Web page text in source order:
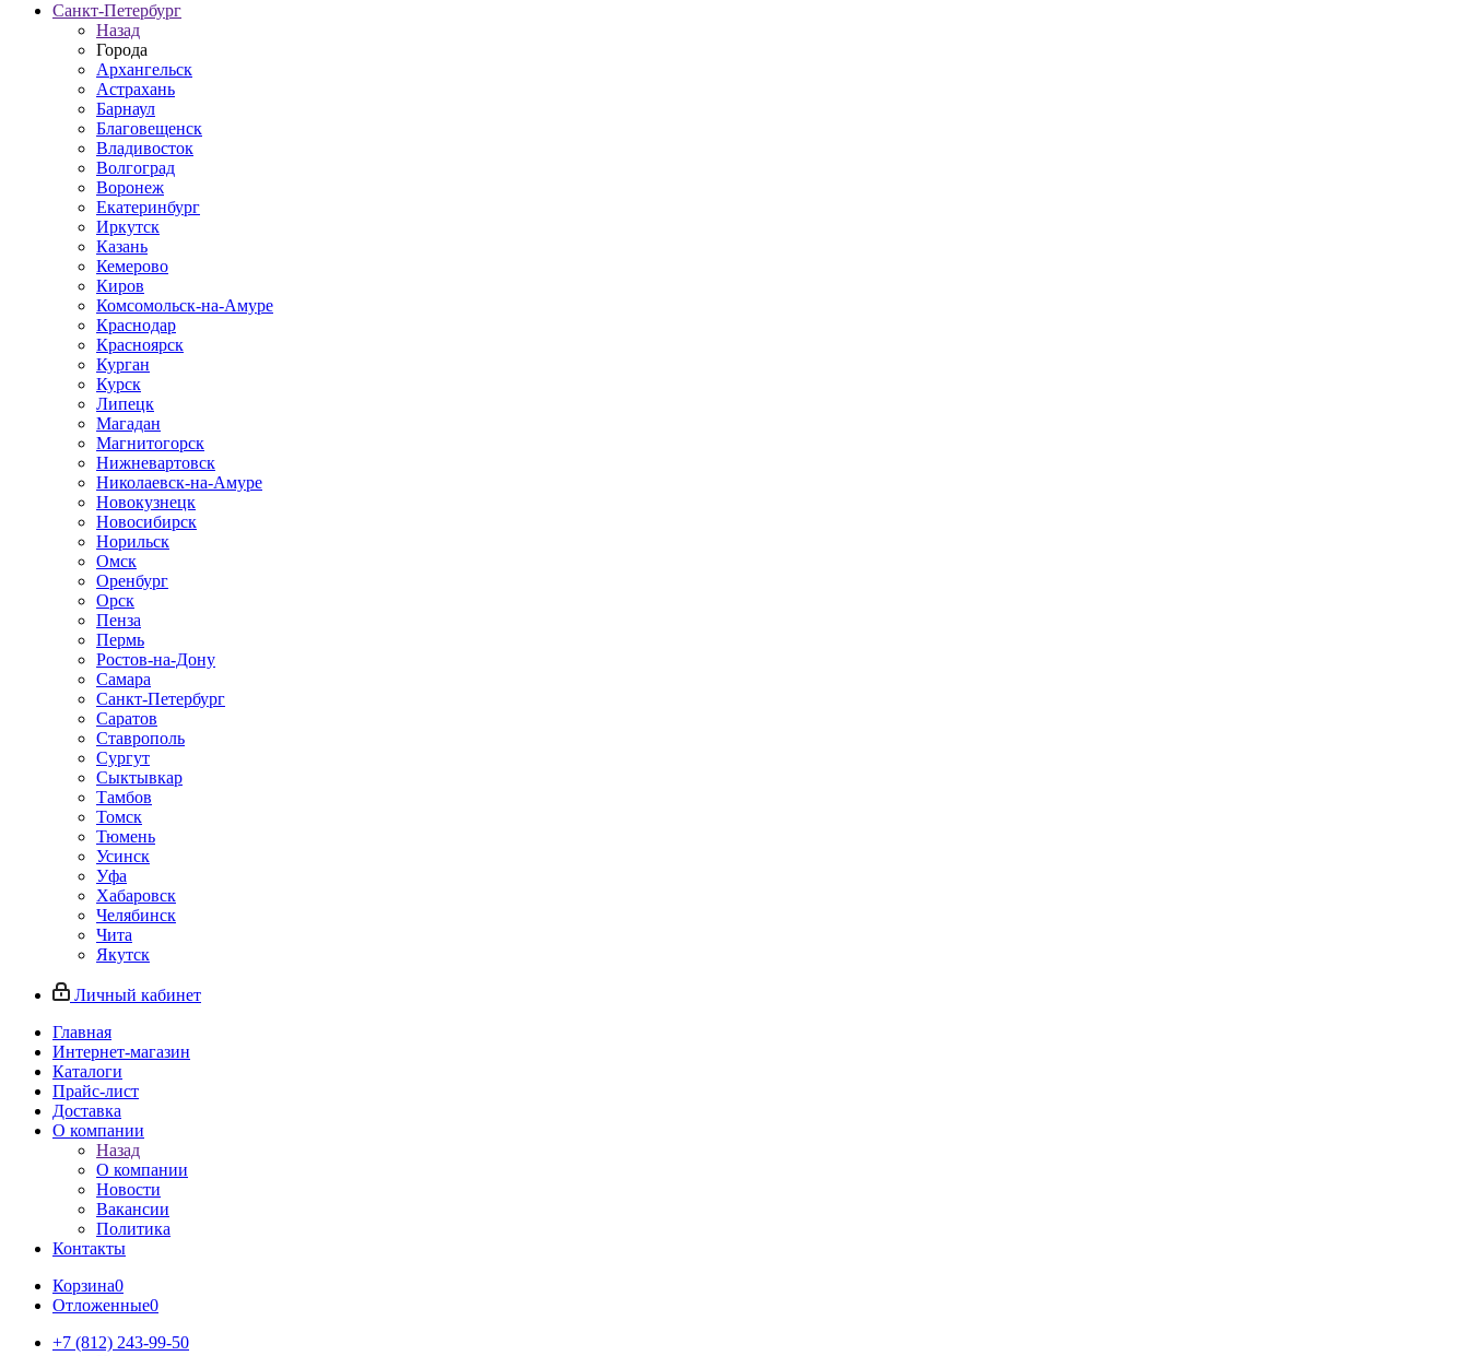
Санкт-Петербург
Назад
Города
Архангельск
Астрахань
Барнаул
Благовещенск
Владивосток
Волгоград
Воронеж
Екатеринбург
Иркутск
Казань
Кемерово
Киров
Комсомольск-на-Амуре
Краснодар
Красноярск
Курган
Курск
Липецк
Магадан
Магнитогорск
Нижневартовск
Николаевск-на-Амуре
Новокузнецк
Новосибирск
Норильск
Омск
Оренбург
Орск
Пенза
Пермь
Ростов-на-Дону
Самара
Санкт-Петербург
Саратов
Ставрополь
Сургут
Сыктывкар
Тамбов
Томск
Тюмень
Усинск
Уфа
Хабаровск
Челябинск
Чита
Якутск
Личный кабинет
Главная
Интернет-магазин
Каталоги
Прайс-лист
Доставка
О компании
Назад
О компании
Новости
Вакансии
Политика
Контакты
Корзина0
Отложенные0
+7 (812) 243-99-50